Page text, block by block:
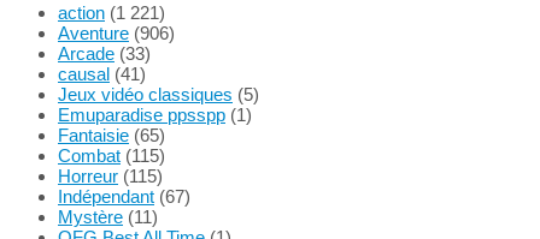
action (1 221)
Aventure (906)
Arcade (33)
causal (41)
Jeux vidéo classiques (5)
Emuparadise ppsspp (1)
Fantaisie (65)
Combat (115)
Horreur (115)
Indépendant (67)
Mystère (11)